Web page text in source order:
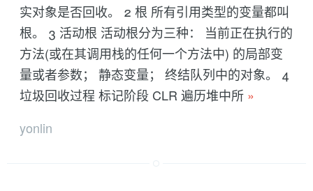
实对象是否回收。 2 根 所有引用类型的变量都叫
根。 3 活动根 活动根分为三种： 当前正在执行的
方法(或在其调用栈的任何一个方法中) 的局部变
量或者参数； 静态变量； 终结队列中的对象。 4
垃圾回收过程 标记阶段 CLR 遍历堆中所 »
yonlin